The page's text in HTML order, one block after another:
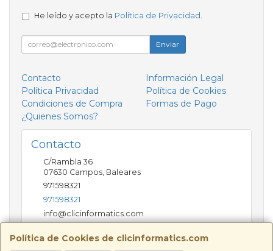
Política de Cookies de clicinformatics.com
He leído y acepto la Política de Privacidad
Enviar
Contacto
Información Legal
Política Privacidad
Política de Cookies
Condiciones de Compra
Formas de Pago
¿Quienes Somos?
Contacto
C/Rambla 36
07630 Campos Baleares
971598321
971598321
info@clicinformatics.com